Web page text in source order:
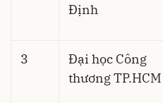
Định
3
Đại học Công
thương TP.HCM